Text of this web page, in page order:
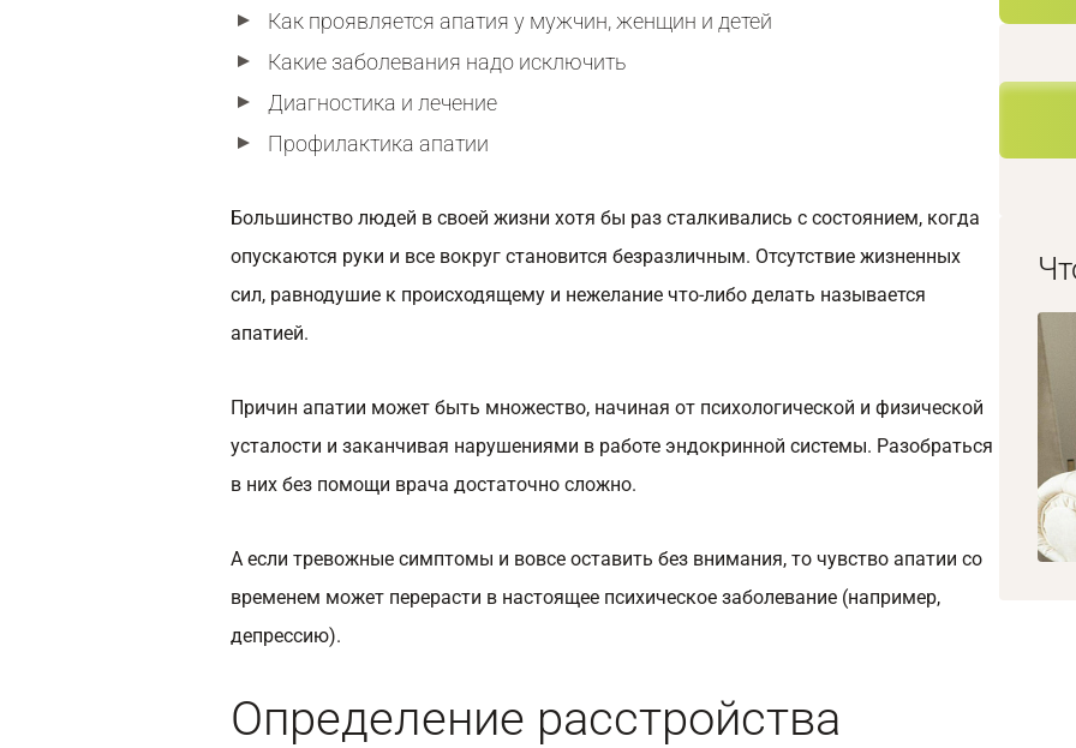
Как проявляется апатия у мужчин, женщин и детей
Какие заболевания надо исключить
Диагностика и лечение
Профилактика апатии
Большинство людей в своей жизни хотя бы раз сталкивались с состоянием, когда
опускаются руки и все вокруг становится безразличным. Отсутствие жизненных
сил, равнодушие к происходящему и нежелание что-либо делать называется
апатией.
Причин апатии может быть множество, начиная от психологической и физической
усталости и заканчивая нарушениями в работе эндокринной системы. Разобраться
в них без помощи врача достаточно сложно.
А если тревожные симптомы и вовсе оставить без внимания, то чувство апатии со
временем может перерасти в настоящее психическое заболевание (например,
депрессию).
Определение расстройства